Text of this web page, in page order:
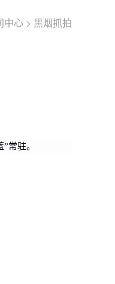
中心 > 黑烟抓拍
常驻。